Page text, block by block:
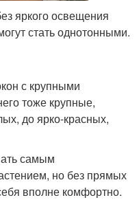
яркого освещения
стать однотонными.
с крупными
тоже крупные,
до ярко-красных,
самым
но без прямых
вполне комфортно.